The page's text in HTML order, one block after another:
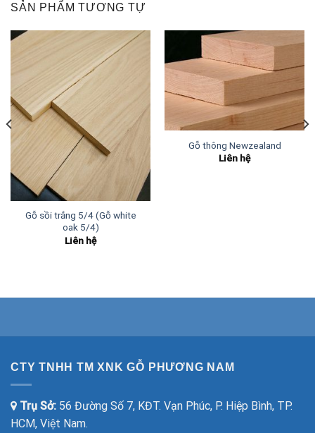
SẢN PHẨM TƯƠNG TỰ
Gỗ sồi trắng 5/4 (Gỗ white
oak 5/4)
Liên hệ
Gỗ thông Newzealand
Liên hệ
CTY TNHH TM XNK GỖ PHƯƠNG NAM
Trụ Sở: 56 Đường Số 7, KĐT. Vạn Phúc, P. Hiệp Bình, TP.
HCM, Việt Nam.